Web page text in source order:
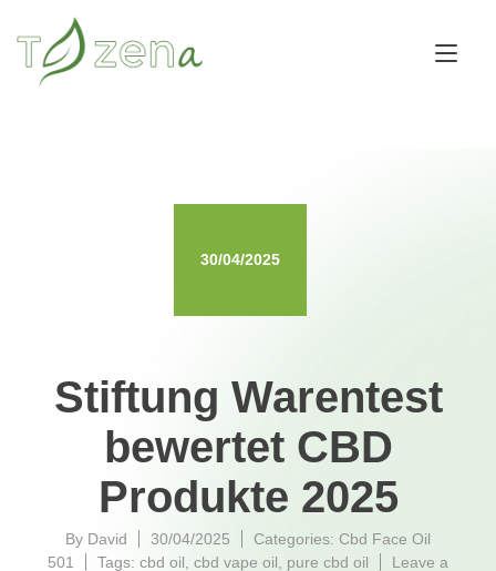
content
30/04/2025
Stiftung Warentest
bewertet CBD
Produkte 2025
By David 30/04/2025 Categories: Cbd Face Oil
501
Tags: cbd oil, cbd vape oil, pure cbd oil
Leave a